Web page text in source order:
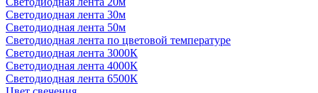
Светодиодная лента 30м
Светодиодная лента 50м
Светодиодная лента по цветовой температуре
Светодиодная лента 3000К
Светодиодная лента 4000К
Светодиодная лента 6500К